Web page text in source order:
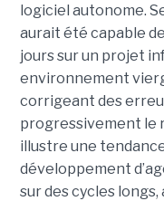
logiciel autonome.
aurait été capable
jours sur un projet
environnement
corrigeant des
progressivement le
illustre une
développement
sur des cycles